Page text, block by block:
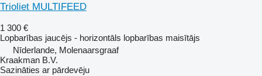
Trioliet MULTIFEED
1 300 €
Lopbarības jaucējs - horizontāls lopbarības maisītājs
Nīderlande, Molenaarsgraaf
Kraakman B.V.
Sazināties ar pārdevēju